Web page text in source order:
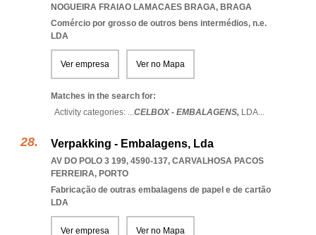
NOGUEIRA FRAIAO LAMACAES BRAGA, BRAGA
Comércio por grosso de outros bens intermédios, n.e.
LDA
Ver empresa Ver no Mapa
Matches in the search for:
Activity categories: ...CELBOX - EMBALAGENS, LDA...
Verpakking - Embalagens, Lda
AV DO POLO 3 199, 4590-137, CARVALHOSA PACOS
FERREIRA, PORTO
Fabricação de outras embalagens de papel e de cartão
LDA
Ver empresa Ver no Mapa